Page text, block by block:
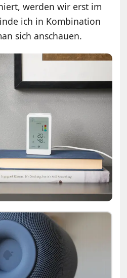
werden wir erst im
ich in Kombination
sich anschauen.